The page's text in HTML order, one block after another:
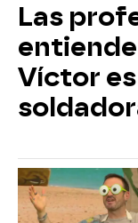
Las
Víctor